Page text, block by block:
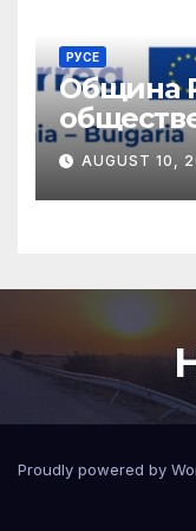
РУСЕ
Община
AUGUST 10,
Proudly powered by